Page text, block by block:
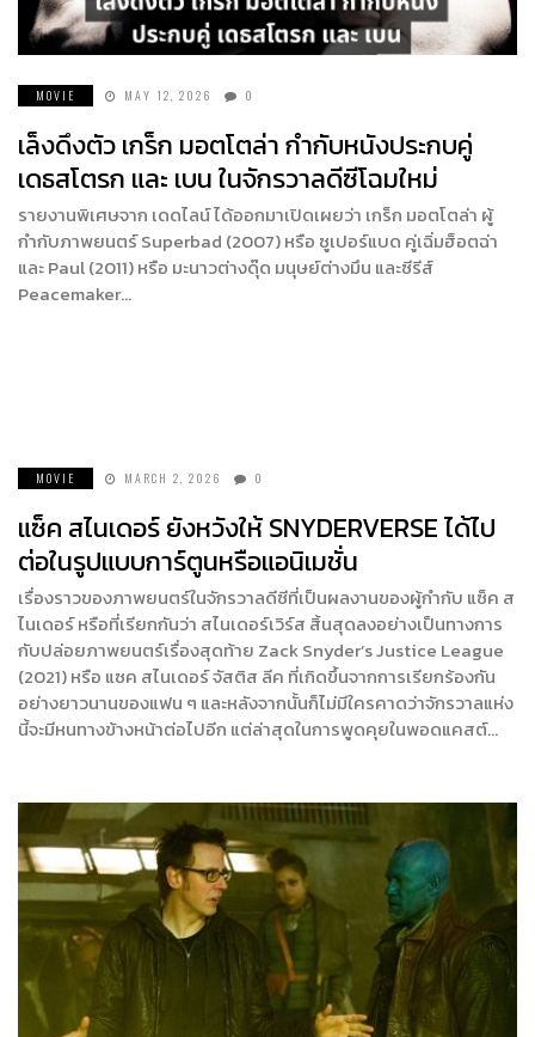
MOVIE MAY 12, 2026 0
เล็งดึงตัว เกร็ก มอตโตล่า กำกับหนังประกบคู่
เดธสโตรก และ เบน ในจักรวาลดีซีโฉมใหม่
รายงานพิเศษจาก เดดไลน์ ได้ออกมาเปิดเผยว่า เกร็ก มอตโตล่า ผู้
กำกับภาพยนตร์ Superbad (2007) หรือ ซูเปอร์แบด คู่เฉิ่มฮ็อตฉ่า
และ Paul (2011) หรือ มะนาวต่างดุ๊ด มนุษย์ต่างมึน และซีรีส์
Peacemaker…
MOVIE MARCH 2, 2026 0
แซ็ค สไนเดอร์ ยังหวังให้ SNYDERVERSE ได้ไป
ต่อในรูปแบบการ์ตูนหรือแอนิเมชั่น
เรื่องราวของภาพยนตร์ในจักรวาลดีซีที่เป็นผลงานของผู้กำกับ แซ็ค ส
ไนเดอร์ หรือที่เรียกกันว่า สไนเดอร์เวิร์ส สิ้นสุดลงอย่างเป็นทางการ
กับปล่อยภาพยนตร์เรื่องสุดท้าย Zack Snyder’s Justice League
(2021) หรือ แซค สไนเดอร์ จัสติส ลีค ที่เกิดขึ้นจากการเรียกร้องกัน
อย่างยาวนานของแฟน ๆ และหลังจากนั้นก็ไม่มีใครคาดว่าจักรวาลแห่ง
นี้จะมีหนทางข้างหน้าต่อไปอีก แต่ล่าสุดในการพูดคุยในพอดแคสต์…